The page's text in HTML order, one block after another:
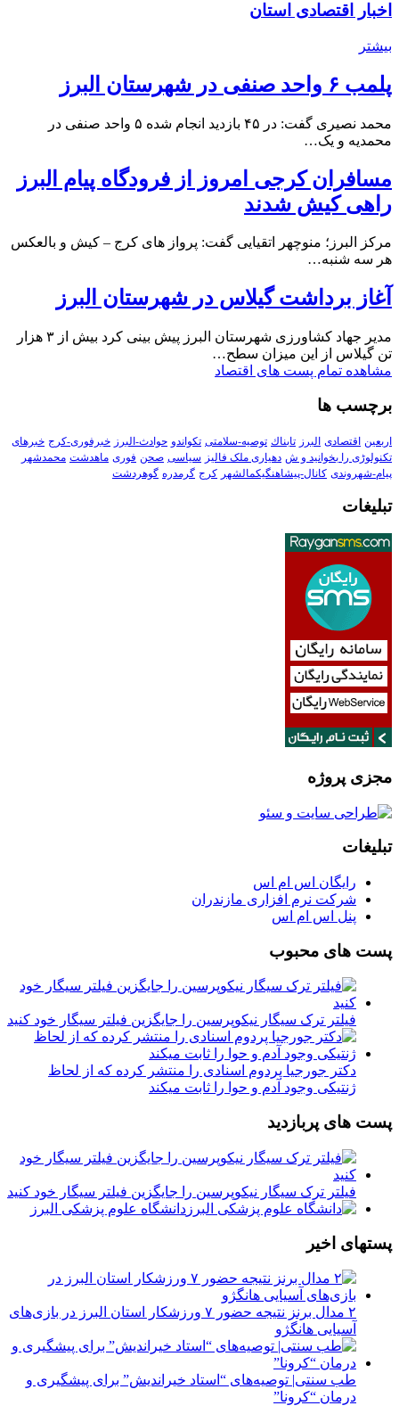
اخبار اقتصادی استان
بیشتر
پلمب ۶ واحد صنفی در شهرستان البرز
محمد نصیری گفت: در ۴۵ بازدید انجام شده ۵ واحد صنفی در
محمدیه و یک…
مسافران کرجی امروز از فرودگاه پیام البرز
راهی کیش شدند
مرکز البرز؛ منوچهر اتقیایی گفت: پرواز های کرج – کیش و بالعکس
هر سه شنبه…
آغاز برداشت گیلاس در شهرستان البرز
مدیر جهاد کشاورزی شهرستان البرز پیش بینی کرد بیش از ۳ هزار
تن گیلاس از این میزان سطح…
مشاهده تمام پست های اقتصاد
برچسب ها
اربعین اقتصادی البرز تابناك توصیه-سلامتی تکواندو حوادث-البرز خبرفوری-کرج خبرهای
تکنولوڑی را بخوانید و ش دهیاری ملک فالیز سیاسی صحن فوری ماهدشت محمدشهر
پیام-شهروندی کانال-پیشاهنگیکمالشهر کرج گرمدره گوهردشت
تبلیغات
مجزی پروژه
تبلیغات
رایگان اس ام اس
شرکت نرم افزاری مازندران
پنل اس ام اس
پست های محبوب
فیلتر ترک سیگار نیکوپرسین را جایگزین فیلتر سیگار خود کنید
دکتر جورجیا پردوم اسنادی را منتشر کرده که از لحاظ
ژنتیکی وجود آدم و حوا را ثابت میکند
پست های پربازدید
فیلتر ترک سیگار نیکوپرسین را جایگزین فیلتر سیگار خود کنید
دانشگاه علوم پزشکی البرز
پستهای اخیر
۲ مدال برنز نتیجه حضور ۷ ورزشکار استان البرز در بازی‌های
آسیایی هانگژو
طب سنتی| توصیه‌‌های “استاد خیراندیش” برای پیشگیری و
درمان “کرونا”